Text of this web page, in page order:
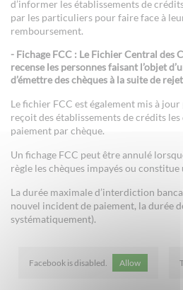
d’informer les établissements de
par les particuliers pour faire face à
remboursement.
- Fichage FCC : Le Fichier Central des
recense les personnes faisant l’objet
d’émettre des chèques à la suite de
Le fichier FCC est également mis à
reçoit des établissements de crédits
paiement par chèque.
Un fichage FCC peut être annulé
règle les chèques impayés ou
La durée maximale d’interdiction
nouvel incident de paiement, la durée
systématiquement).
Facebook is disabled. Allow